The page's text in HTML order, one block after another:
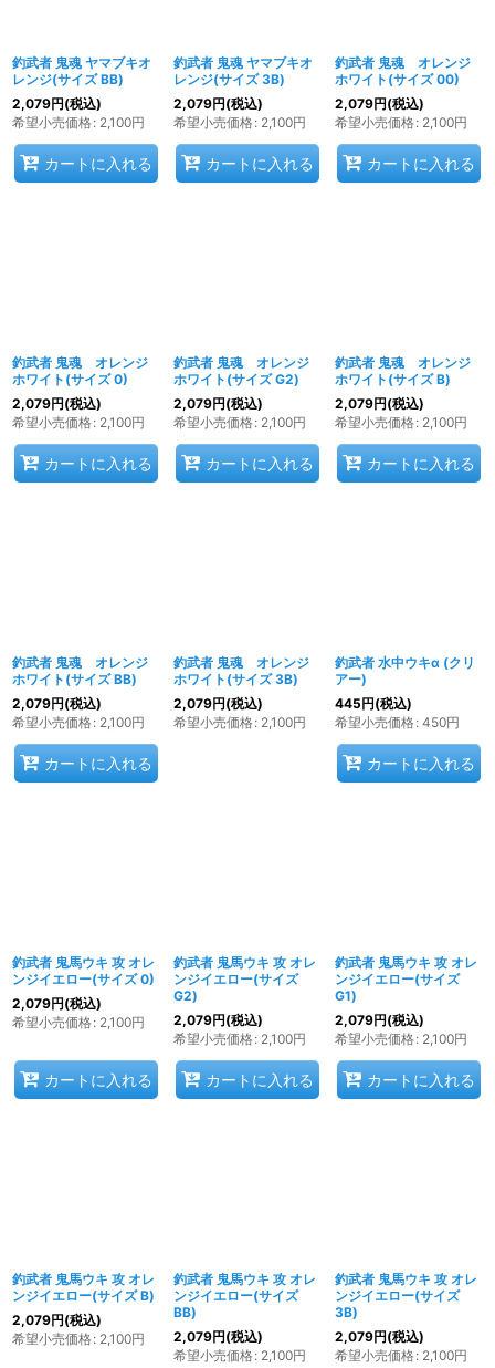
釣武者 鬼魂 ヤマブキオ
レンジ(サイズ BB)
2,079円(税込)
希望小売価格: 2,100円
カートに入れる
釣武者 鬼魂 ヤマブキオ
レンジ(サイズ 3B)
2,079円(税込)
希望小売価格: 2,100円
カートに入れる
釣武者 鬼魂 オレンジ
ホワイト(サイズ 00)
2,079円(税込)
希望小売価格: 2,100円
カートに入れる
釣武者 鬼魂 オレンジ
ホワイト(サイズ 0)
2,079円(税込)
希望小売価格: 2,100円
カートに入れる
釣武者 鬼魂 オレンジ
ホワイト(サイズ G2)
2,079円(税込)
希望小売価格: 2,100円
カートに入れる
釣武者 鬼魂 オレンジ
ホワイト(サイズ B)
2,079円(税込)
希望小売価格: 2,100円
カートに入れる
釣武者 鬼魂 オレンジ
ホワイト(サイズ BB)
2,079円(税込)
希望小売価格: 2,100円
カートに入れる
釣武者 鬼魂 オレンジ
ホワイト(サイズ 3B)
2,079円(税込)
希望小売価格: 2,100円
釣武者 水中ウキα (クリ
アー)
445円(税込)
希望小売価格: 450円
カートに入れる
釣武者 鬼馬ウキ 攻 オレ
ンジイエロー(サイズ 0)
2,079円(税込)
希望小売価格: 2,100円
カートに入れる
釣武者 鬼馬ウキ 攻 オレ
ンジイエロー(サイズ
G2)
2,079円(税込)
希望小売価格: 2,100円
カートに入れる
釣武者 鬼馬ウキ 攻 オレ
ンジイエロー(サイズ
G1)
2,079円(税込)
希望小売価格: 2,100円
カートに入れる
釣武者 鬼馬ウキ 攻 オレ
ンジイエロー(サイズ B)
2,079円(税込)
希望小売価格: 2,100円
釣武者 鬼馬ウキ 攻 オレ
ンジイエロー(サイズ
BB)
2,079円(税込)
希望小売価格: 2,100円
釣武者 鬼馬ウキ 攻 オレ
ンジイエロー(サイズ
3B)
2,079円(税込)
希望小売価格: 2,100円